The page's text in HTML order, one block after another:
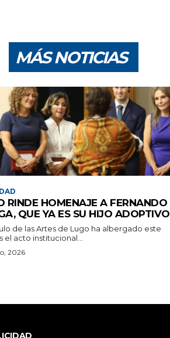
MÁS NOTICIAS
RINDE HOMENAJE A FERNANDO
QUE YA ES SU HIJO ADOPTIVO
de las Artes de Lugo ha albergado este
el acto institucional...
2026